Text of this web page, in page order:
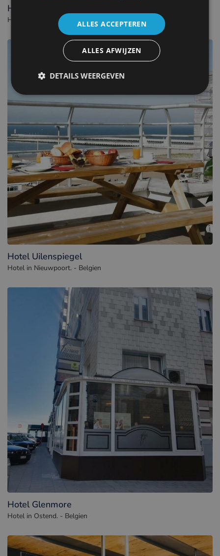
Hotel Iris
Hotel in De Panne. - Belgien
Hotel Uilenspiegel
Hotel in Nieuwpoort. - Belgien
Hotel Glenmore
Hotel in Ostend. - Belgien
ALLES ACCEPTEREN
ALLES AFWIJZEN
DETAILS WEERGEVEN